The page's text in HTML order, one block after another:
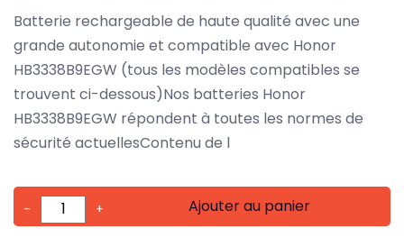
Batterie rechargeable de haute qualité avec une
grande autonomie et compatible avec Honor
HB3338B9EGW (tous les modèles compatibles se
trouvent ci-dessous)Nos batteries Honor
HB3338B9EGW répondent à toutes les normes de
sécurité actuellesContenu de l
- + Ajouter au panier